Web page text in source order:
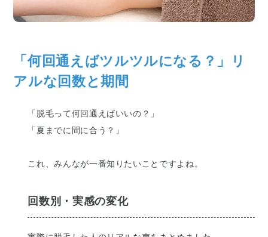
「何回通えばツルツルになる？」リ
アルな回数と期間
「脱毛って何回通えばいいの？」
「夏までに間に合う？」
これ、みんなが一番知りたいことですよね。
回数別・実感の変化